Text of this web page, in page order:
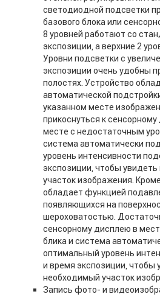
светодиодной подсветки
базового блока или
8 уровней работают со
экспозиции, а верхние 2
Уровни подсветки с
экспозиции очень удобны
полостях. Устройство
автоматической
указанном месте
прикоснуться к
месте с недостаточным
система автоматически
уровень интенсивности
экспозиции, чтобы
участок изображения.
обладает функцией
появляющихся на
шероховатостью.
сенсорному дисплею в
блика и система
оптимальный уровень
и время экспозиции, чтобы
необходимый участок
Запись фото- и